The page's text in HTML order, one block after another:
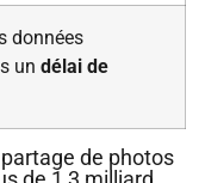
données
un délai de
de photos